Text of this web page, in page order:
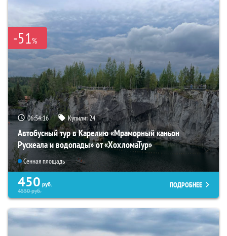
-51%
06:54:14 Купили:24
Автобусный тур в Карелию «Мраморный каньон
Рускеала и водопады» от «ХохломаТур»
Сенная площадь
450 руб.
4550руб.
ПОДРОБНЕЕ